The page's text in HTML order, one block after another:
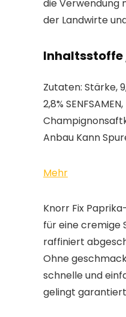
die Verwendung
der Landwirte
Inhaltsstoffe
Zutaten: Stärke,
2,8%
Anbau Kann
Mehr
Knorr Fix
für eine cremige
raffiniert
Ohne
schnelle und
gelingt